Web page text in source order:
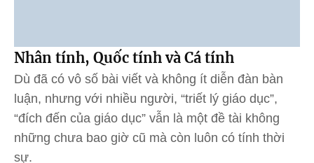
Nhân tính, Quốc tính và Cá tính
Dù đã có vô số bài viết và không ít diễn đàn bàn
luận, nhưng với nhiều người, “triết lý giáo dục”,
“đích đến của giáo dục” vẫn là một đề tài không
những chưa bao giờ cũ mà còn luôn có tính thời
sự.